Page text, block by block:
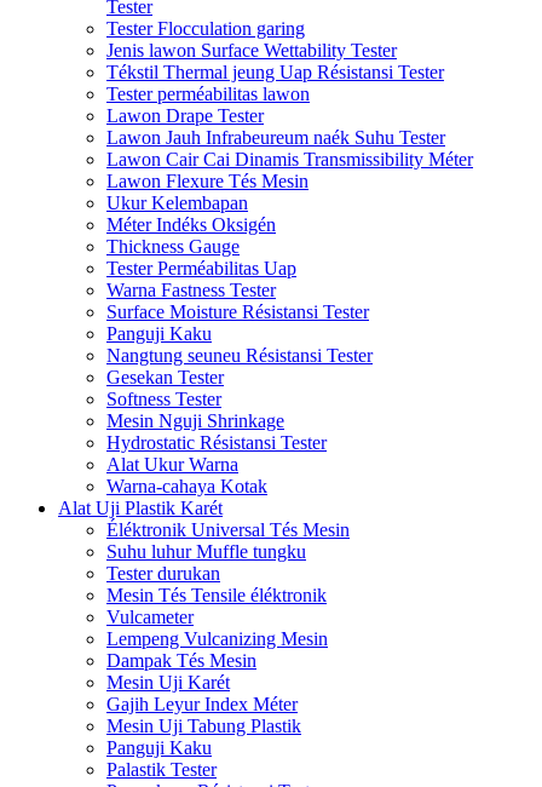
Tester
Tester Flocculation garing
Jenis lawon Surface Wettability Tester
Tékstil Thermal jeung Uap Résistansi Tester
Tester perméabilitas lawon
Lawon Drape Tester
Lawon Jauh Infrabeureum naék Suhu Tester
Lawon Cair Cai Dinamis Transmissibility Méter
Lawon Flexure Tés Mesin
Ukur Kelembapan
Méter Indéks Oksigén
Thickness Gauge
Tester Perméabilitas Uap
Warna Fastness Tester
Surface Moisture Résistansi Tester
Panguji Kaku
Nangtung seuneu Résistansi Tester
Gesekan Tester
Softness Tester
Mesin Nguji Shrinkage
Hydrostatic Résistansi Tester
Alat Ukur Warna
Warna-cahaya Kotak
Alat Uji Plastik Karét
Éléktronik Universal Tés Mesin
Suhu luhur Muffle tungku
Tester durukan
Mesin Tés Tensile éléktronik
Vulcameter
Lempeng Vulcanizing Mesin
Dampak Tés Mesin
Mesin Uji Karét
Gajih Leyur Index Méter
Mesin Uji Tabung Plastik
Panguji Kaku
Palastik Tester